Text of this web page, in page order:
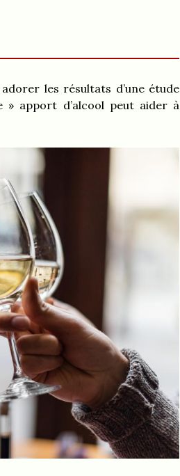
les résultats d’une étude
» apport d’alcool peut aider à